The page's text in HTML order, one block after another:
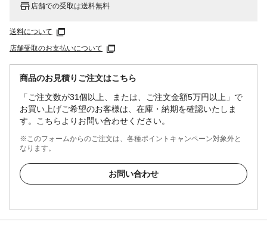
店舗での受取は送料無料
送料について
店舗受取のお支払いについて
商品のお見積りご注文はこちら
「ご注文数が31個以上、または、ご注文金額5万円以上」で
お買い上げご希望のお客様は、在庫・納期を確認いたしま
す。こちらよりお問い合わせください。
※このフォームからのご注文は、各種ポイントキャンペーン対象外と
なります。
お問い合わせ